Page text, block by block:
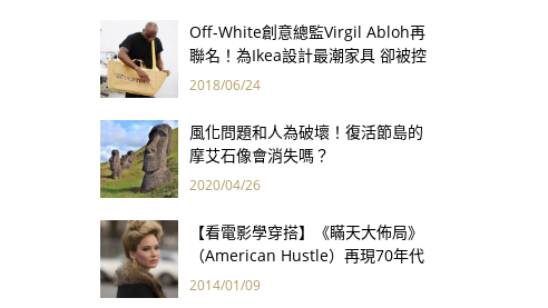
Off-White創意總監Virgil Abloh再
聯名！為Ikea設計最潮家具 卻被控
抄襲？
2018/06/24
風化問題和人為破壞！復活節島的
摩艾石像會消失嗎？
2020/04/26
【看電影學穿搭】《瞞天大佈局》
（American Hustle）再現70年代
炫目華服
2014/01/09